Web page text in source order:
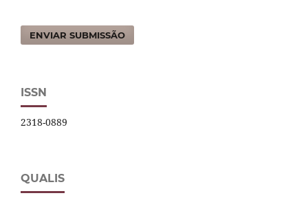
ENVIAR SUBMISSÃO
ISSN
2318-0889
QUALIS